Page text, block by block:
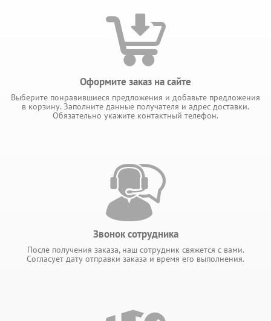
Оформите заказ на сайте
Выберите понравившиеся предложения и добавьте предложения
в корзину. Заполните данные получателя и адрес доставки.
Обязательно укажите контактный телефон.
Звонок сотрудника
После получения заказа, наш сотрудник свяжется с вами.
Согласует дату отправки заказа и время его выполнения.